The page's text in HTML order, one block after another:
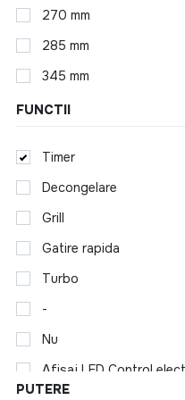
270 mm
285 mm
345 mm
FUNCTII
Timer
Decongelare
Grill
Gatire rapida
Turbo
-
Nu
PUTERE